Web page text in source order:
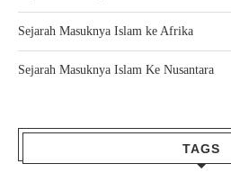
Sejarah Masuknya Islam ke Afrika
Sejarah Masuknya Islam Ke Nusantara
TAGS